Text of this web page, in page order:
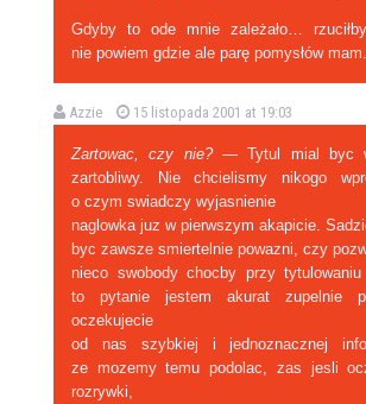
Gdyby to ode mnie zależało…
nie powiem gdzie ale parę pomysłów mam.
Azzie 15 listopada 2001 at 19:03
Zartowac, czy nie?— Tytul mial byc
zartobliwy. Nie chcielismy nikogo
o czym swiadczy wyjasnienie
naglowka juz w pierwszym akapicie.
byc zawsze smiertelnie powazni, czy
nieco swobody chocby przy tytulowaniu
to pytanie jestem akurat zupelnie
oczekujecie
od nas szybkiej i jednoznacznej
ze mozemy temu podolac, zas jesli
rozrywki,